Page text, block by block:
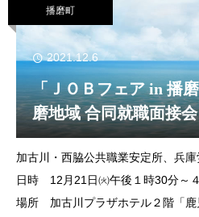
播磨町
2021.12.6
「ＪＯＢフェア in 播
磨地域 合同就職面接会
加古川・西脇公共職業安定所、兵
日時 12月21日㈫午後１時30分～
場所 加古川プラザホテル２階「鹿